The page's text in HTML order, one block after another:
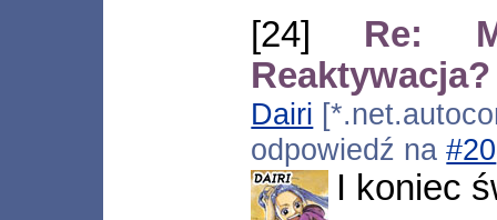
[24] Re:
Reaktywacja?
Dairi
odpowiedź na#20
I koniec